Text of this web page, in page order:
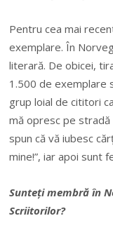
Pentru cea mai
exemplare. În
literară. De obicei,
1.500 de exemplare
grup loial de cititori
mă opresc pe stradă
spun că vă iubesc
mine!”, iar apoi sunt
Sunteți membră în
Scriitorilor?